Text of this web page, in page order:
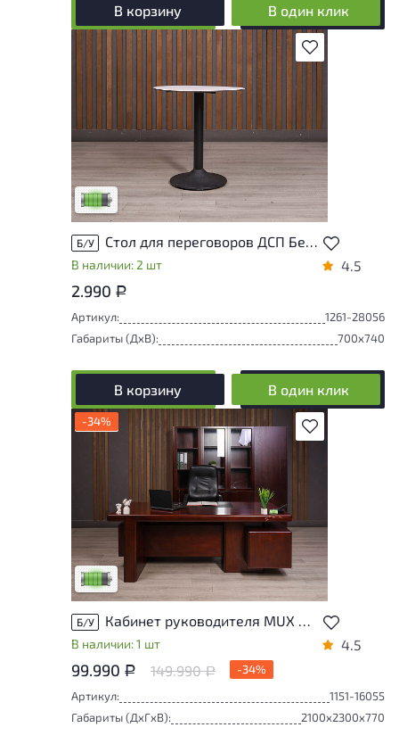
В корзину В один клик
В избранное
У товара присутствуют незначительные
следы эксплуатации, не влияющие на
удобство его использования
Низкая степень износа
Б/У
В наличии: 2 шт 4.5
2.990 Р
Артикул:
1261-28056
Габариты (ДxВ):
700x740
В корзину В один клик
В избранное
-34%
У товара присутствуют незначительные
следы эксплуатации, не влияющие на
удобство его использования
Низкая степень износа
Б/У
В наличии: 1 шт 4.5
99.990 Р 149.990Р
-34%
Артикул:
1151-16055
Габариты (ДxГxВ):
2100x2300x770